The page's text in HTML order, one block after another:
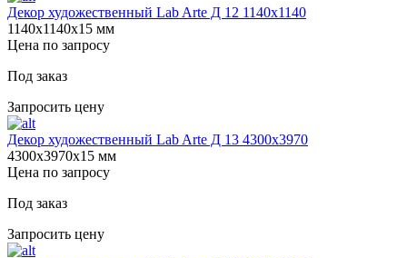
Декор художественный Lab Arte Д 12 1140х1140
1140х1140х15 мм
Цена по запросу
Под заказ
Запросить цену
Декор художественный Lab Arte Д 13 4300х3970
4300х3970х15 мм
Цена по запросу
Под заказ
Запросить цену